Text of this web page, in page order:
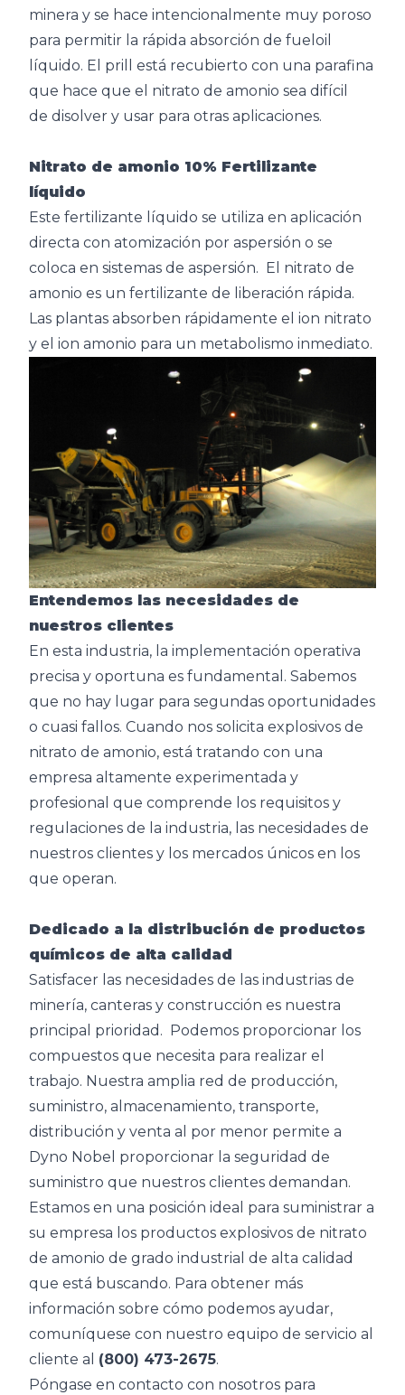
minera y se hace intencionalmente muy poroso
para permitir la rápida absorción de fueloil
líquido. El prill está recubierto con una parafina
que hace que el nitrato de amonio sea difícil
de disolver y usar para otras aplicaciones.
Nitrato de amonio 10% Fertilizante
líquido
Este fertilizante líquido se utiliza en aplicación
directa con atomización por aspersión o se
coloca en sistemas de aspersión. El nitrato de
amonio es un fertilizante de liberación rápida.
Las plantas absorben rápidamente el ion nitrato
y el ion amonio para un metabolismo inmediato.
Entendemos las necesidades de
nuestros clientes
En esta industria, la implementación operativa
precisa y oportuna es fundamental. Sabemos
que no hay lugar para segundas oportunidades
o cuasi fallos. Cuando nos solicita explosivos de
nitrato de amonio, está tratando con una
empresa altamente experimentada y
profesional que comprende los requisitos y
regulaciones de la industria, las necesidades de
nuestros clientes y los mercados únicos en los
que operan.
Dedicado a la distribución de productos
químicos de alta calidad
Satisfacer las necesidades de las industrias de
minería, canteras y construcción es nuestra
principal prioridad. Podemos proporcionar los
compuestos que necesita para realizar el
trabajo. Nuestra amplia red de producción,
suministro, almacenamiento, transporte,
distribución y venta al por menor permite a
Dyno Nobel proporcionar la seguridad de
suministro que nuestros clientes demandan.
Estamos en una posición ideal para suministrar a
su empresa los productos explosivos de nitrato
de amonio de grado industrial de alta calidad
que está buscando. Para obtener más
información sobre cómo podemos ayudar,
comuníquese con nuestro equipo de servicio al
cliente al (800) 473-2675.
Póngase en contacto con nosotros para